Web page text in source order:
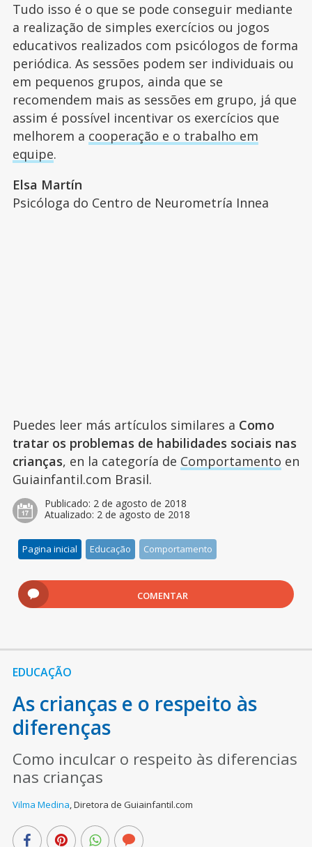
Tudo isso é o que se pode conseguir mediante
a realização de simples exercícios ou jogos
educativos realizados com psicólogos de forma
periódica. As sessões podem ser individuais ou
em pequenos grupos, ainda que se
recomendem mais as sessões em grupo, já que
assim é possível incentivar os exercícios que
melhorem a cooperação e o trabalho em
equipe.
Elsa Martín
Psicóloga do Centro de Neurometría Innea
Puedes leer más artículos similares a Como
tratar os problemas de habilidades sociais nas
crianças, en la categoría de Comportamento en
Guiainfantil.com Brasil.
Publicado: 2 de agosto de 2018
Atualizado: 2 de agosto de 2018
Pagina inicial Educação Comportamento
COMENTAR
EDUCAÇÃO
As crianças e o respeito às
diferenças
Como inculcar o respeito às diferencias
nas crianças
Vilma Medina,Diretora de Guiainfantil.com